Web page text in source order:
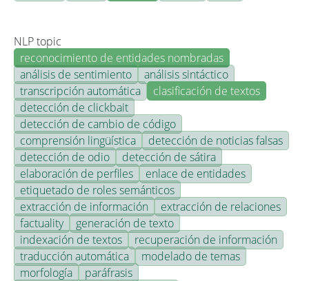
NLP topic
reconocimiento de entidades nombradas
análisis de sentimiento
análisis sintáctico
transcripción automática
clasificación de textos
detección de clickbait
detección de cambio de código
comprensión lingüística
detección de noticias falsas
detección de odio
detección de sátira
elaboración de perfiles
enlace de entidades
etiquetado de roles semánticos
extracción de información
extracción de relaciones
factuality
generación de texto
indexación de textos
recuperación de información
traducción automática
modelado de temas
morfología
paráfrasis